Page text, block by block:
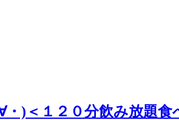
)＜１２０分飲み放題食